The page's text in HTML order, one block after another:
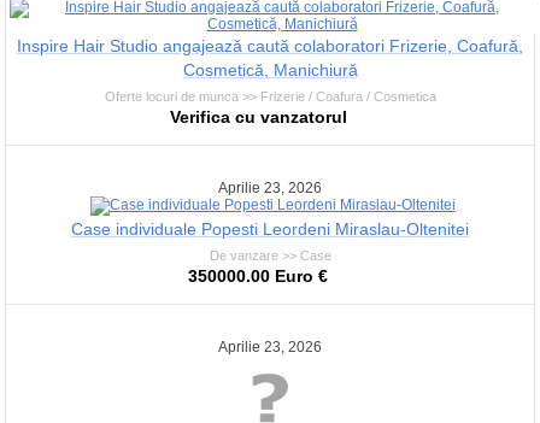
Inspire Hair Studio angajează caută colaboratori Frizerie, Coafură,
Cosmetică, Manichiură
Oferte locuri de munca >> Frizerie / Coafura / Cosmetica
Verifica cu vanzatorul
Aprilie 23, 2026
Case individuale Popesti Leordeni Miraslau-Oltenitei
De vanzare >> Case
350000.00 Euro €
Aprilie 23, 2026